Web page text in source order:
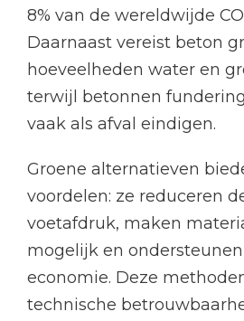
8% van de wereldwijde
Daarnaast vereist beton
hoeveelheden water en
terwijl betonnen
vaak als afval eindigen.
Groene alternatieven
voordelen: ze reduceren
voetafdruk, maken
mogelijk en
economie. Deze
technische